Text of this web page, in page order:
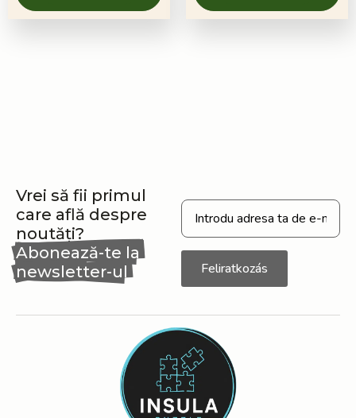
Vrei să fii primul
care află despre
noutăți?
Abonează-te la
newsletter-ul
Feliratkozás